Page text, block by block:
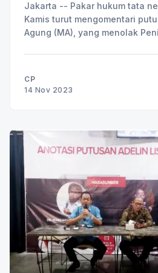
Jakarta -- Pakar hukum tata
Kamis turut mengomentari
Agung (MA), yang menolak
mengajukan PK lebih dari
CP
14 Nov 2023